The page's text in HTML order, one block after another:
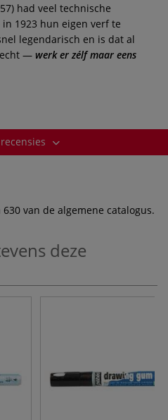
had veel technische
1923 hun eigen verf te
legendarisch en is dat al
— werk er zélf maar eens
van de algemene catalogus.
deze